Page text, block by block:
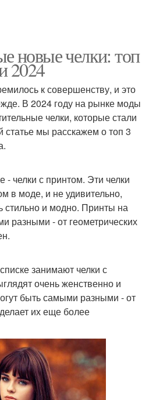
новые челки: топ
2024
к совершенству, и это
В 2024 году на рынке моды
челки, которые стали
мы расскажем о топ 3
челки с принтом. Эти челки
в моде, и не удивительно,
стильно и модно. Принты на
разными - от геометрических
занимают челки с
очень женственно и
быть самыми разными - от
их еще более